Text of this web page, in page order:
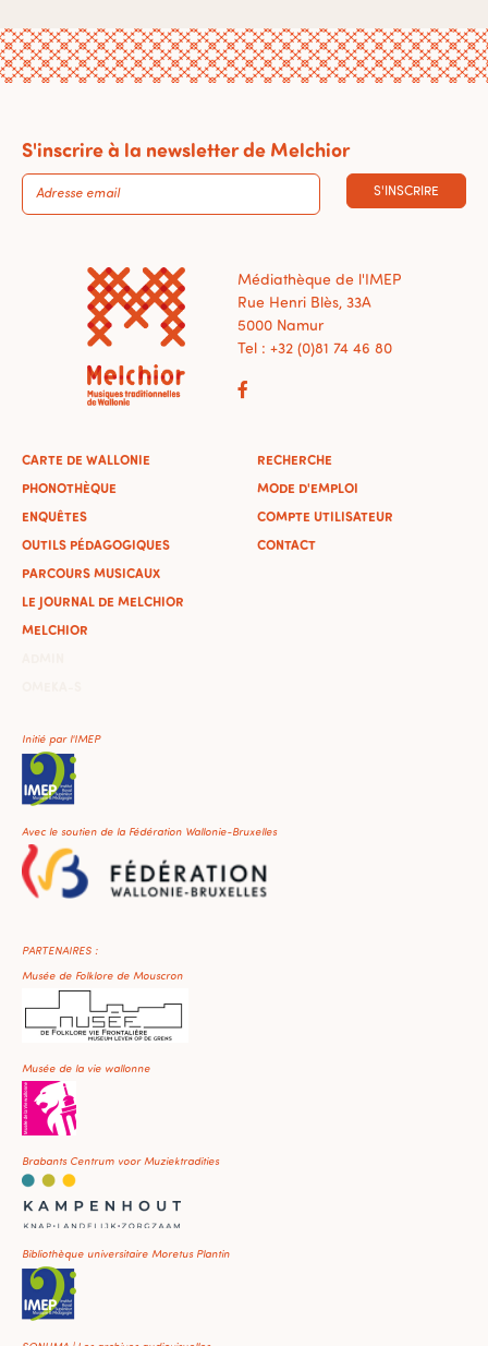
S'inscrire à la newsletter de Melchior
S'INSCRIRE
Médiathèque de l'IMEP
Rue Henri Blès, 33A
5000 Namur
Tel : +32 (0)81 74 46 80
CARTE DE WALLONIE
PHONOTHÈQUE
ENQUÊTES
OUTILS PÉDAGOGIQUES
PARCOURS MUSICAUX
LE JOURNAL DE MELCHIOR
MELCHIOR
RECHERCHE
MODE D'EMPLOI
COMPTE UTILISATEUR
CONTACT
Initié par l'IMEP
Avec le soutien de la Fédération Wallonie-Bruxelles
PARTENAIRES :
Musée de Folklore de Mouscron
Musée de la vie wallonne
Brabants Centrum voor Muziektradities
Bibliothèque universitaire Moretus Plantin